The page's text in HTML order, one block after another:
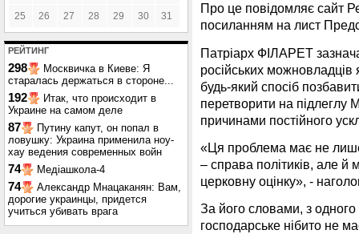
25 26 27 28 29 30 31
РЕЙТИНГ
298
Москвичка в Киеве: Я
старалась держаться в стороне...
192
Итак, что происходит в
Украине на самом деле
87
Путину капут, он попал в
ловушку: Украина применила ноу-
хау ведения современных войн
74 Медіашкола-4
74
Александр Мнацаканян: Вам,
дорогие украинцы, придется
учиться убивать врага
Про це повідомляє сайт
посиланням на лист
Патріарх ФІЛАРЕТ
російських
будь-який спосіб
перетворити на підлеглу
причинами постійного
«Ця проблема має не
– справа політиків, але
церковну оцінку», -
За його словами, з одного
господарське нібито не